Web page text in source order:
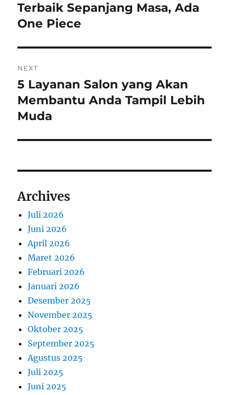
post:
Terbaik Sepanjang Masa, Ada
One Piece
NEXT
Next
post:
5 Layanan Salon yang Akan
Membantu Anda Tampil Lebih
Muda
Archives
Juli 2026
Juni 2026
April 2026
Maret 2026
Februari 2026
Januari 2026
Desember 2025
November 2025
Oktober 2025
September 2025
Agustus 2025
Juli 2025
Juni 2025